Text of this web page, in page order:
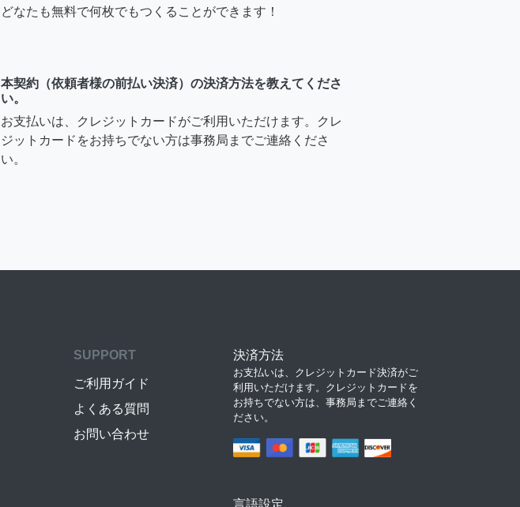
どなたも無料で何枚でもつくることができます！
本契約（依頼者様の前払い決済）の決済方法を教えてくださ
い。
お支払いは、クレジットカードがご利用いただけます。クレ
ジットカードをお持ちでない方は事務局までご連絡くださ
い。
SUPPORT
ご利用ガイド
よくある質問
お問い合わせ
決済方法
お支払いは、クレジットカード決済がご
利用いただけます。クレジットカードを
お持ちでない方は、事務局までご連絡く
ださい。
言語設定